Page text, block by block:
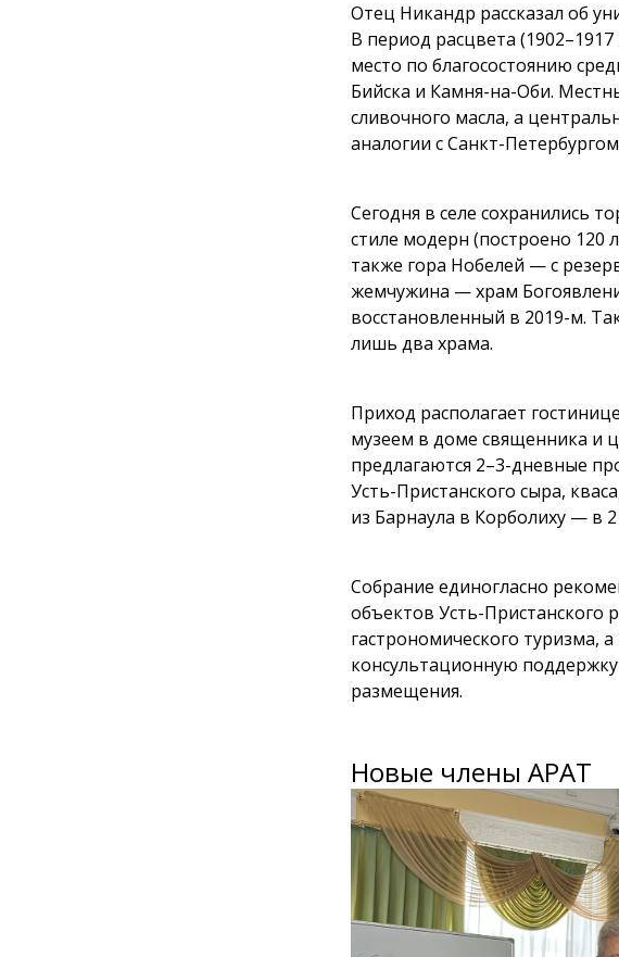
Отец Никандр рассказал об
В период расцвета
место по благосостоянию
Бийска и Камня-на-Оби.
сливочного масла, а
аналогии с Санкт-
Сегодня в селе сохранились
стиле модерн (построено 120
также гора Нобелей — с
жемчужина — храм
восстановленный в 2019-м.
лишь два храма.
Приход располагает
музеем в доме священника и
предлагаются 2–3-дневные
Усть-Пристанского сыра,
из Барнаула в Корболиху — в
Собрание единогласно
объектов Усть-Пристанского
гастрономического туризма,
консультационную
размещения.
Новые члены АРАТ